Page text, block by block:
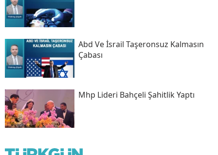
Abd Ve İsrail Taşeronsuz Kalmasın
Çabası
Mhp Lideri Bahçeli Şahitlik Yaptı